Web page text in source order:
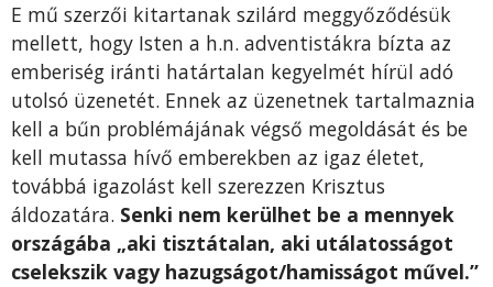
E mű szerzői kitartanak szilárd meggyőződésük
mellett, hogy Isten a h.n. adventistákra bízta az
emberiség iránti határtalan kegyelmét hírül adó
utolsó üzenetét. Ennek az üzenetnek tartalmaznia
kell a bűn problémájának végső megoldását és be
kell mutassa hívő emberekben az igaz életet,
továbbá igazolást kell szerezzen Krisztus
áldozatára. Senki nem kerülhet be a mennyek
országába „aki tisztátalan, aki utálatosságot
cselekszik vagy hazugságot/hamisságot művel.”